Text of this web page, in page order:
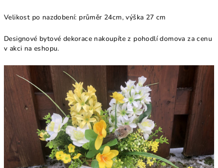
Velikost po nazdobení: průměr 24cm, výška 27 cm
Designové bytové dekorace nakoupíte z pohodlí domova za cenu
v akci na eshopu.